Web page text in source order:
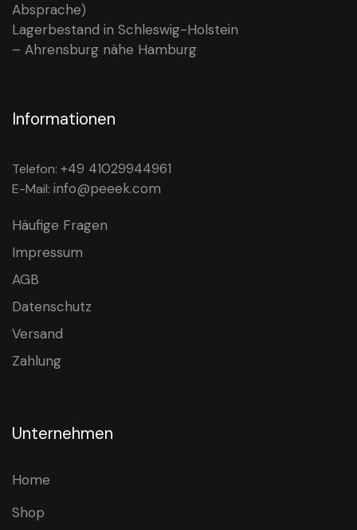
Absprache)
Lagerbestand in Schleswig-Holstein
– Ahrensburg nähe Hamburg
Informationen
Telefon: +49 41029944961
E-Mail: info@peeek.com
Häufige Fragen
Impressum
AGB
Datenschutz
Versand
Zahlung
Unternehmen
Home
Shop